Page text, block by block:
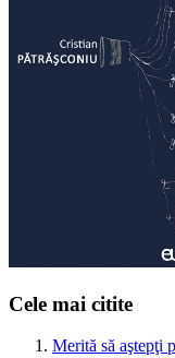
Cele mai citite
Merită să aştepţi